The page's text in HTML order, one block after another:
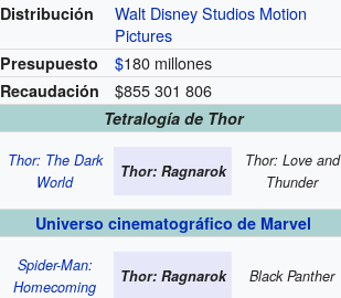
Distribución
Walt Disney Studios Motion
Pictures
Presupuesto $180 millones
Recaudación $855 301 806
Tetralogía de Thor
Thor: The Dark
World
Thor: Ragnarok
Thor: Love and
Thunder
Universo cinematográfico de Marvel
Spider-Man:
Homecoming
Thor: Ragnarok Black Panther